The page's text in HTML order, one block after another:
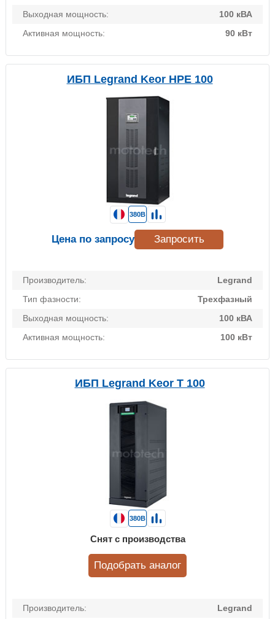
Выходная мощность:
100 кВА
Активная мощность:
90 кВт
ИБП Legrand Keor HPE 100
Производитель:
Legrand
Тип фазности:
Трехфазный
Выходная мощность:
100 кВА
Активная мощность:
100 кВт
380В
Цена по запросу Запросить
ИБП Legrand Keor T 100
Производитель:
Legrand
380В
Снят с производства
Подобрать аналог